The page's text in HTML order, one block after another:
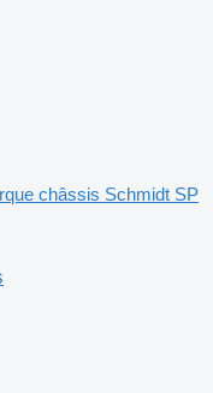
châssis Schmidt SP